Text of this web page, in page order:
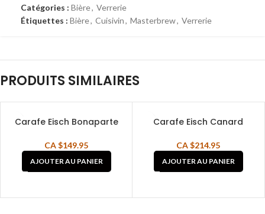
Catégories : Bière, Verrerie
Étiquettes : Bière, Cuisivin, Masterbrew, Verrerie
PRODUITS SIMILAIRES
Carafe Eisch Bonaparte
CA $149.95
AJOUTER AU PANIER
Carafe Eisch Canard
CA $214.95
AJOUTER AU PANIER